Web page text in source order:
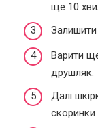
ще 10
Варити
друшляк.
Далі
скоринки